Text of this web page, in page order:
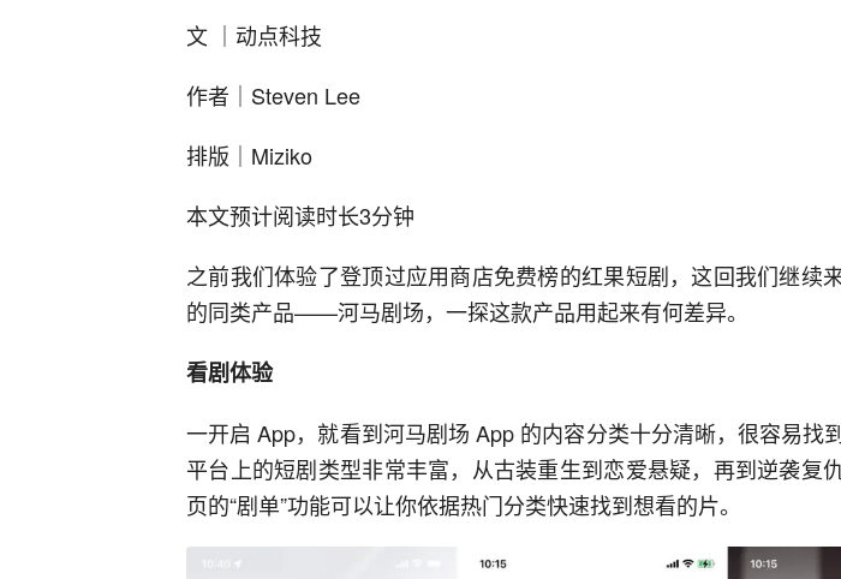
文 ｜动点科技
作者｜Steven Lee
排版｜Miziko
本文预计阅读时长3分钟
之前我们体验了登顶过应用商店免费榜的红果短剧，这回我们继续
的同类产品——河马剧场，一探这款产品用起来有何差异。
看剧体验
一开启 App，就看到河马剧场 App 的内容分类十分清晰，很容易找
平台上的短剧类型非常丰富，从古装重生到恋爱悬疑，再到逆袭复
页的“剧单”功能可以让你依据热门分类快速找到想看的片。